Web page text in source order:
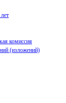
комиссия
(изложений)